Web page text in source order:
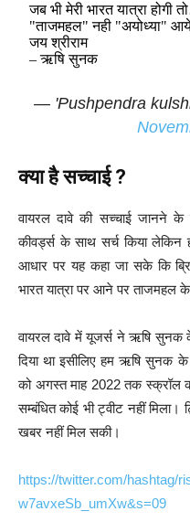
जब भी मेरी भारत यात्रा होगी
"ताजमहल" नही "अयोध्या"
जय श्रीराम
– ऋषि सुनक
— 'Pushpendra
क्या है सच्चाई ?
वायरल दावे की सच्चाई जानने
कीवर्ड्स के साथ सर्च किया लेकिन
आधार पर यह कहा जा सके कि
भारत यात्रा पर आने पर ताजमहल के
वायरल दावे में यूजर्स ने ऋषि सुनक
दिया था इसीलिए हम ऋषि सुनक
को अगस्त माह 2022 तक स्क्रॉल
सम्बंधित कोई भी ट्वीट नहीं
खबर नहीं मिल सकी।
https://twitter.com/hashtag/
w7avxeSb_umXw&s=09